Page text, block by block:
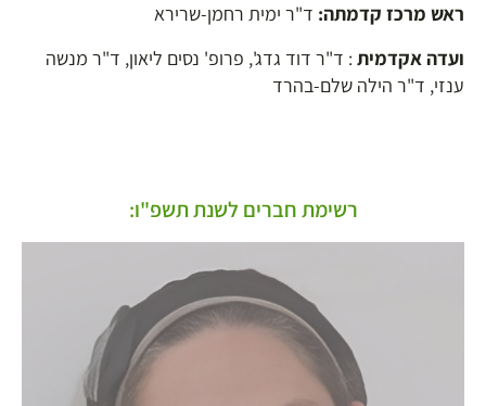
ראש מרכז קדמתה: ד"ר ימית רחמן-שרירא
ועדה אקדמית : ד"ר דוד גדג', פרופ' נסים ליאון, ד"ר מנשה
ענזי, ד"ר הילה שלם-בהרד
רשימת חברים לשנת תשפ"ו: